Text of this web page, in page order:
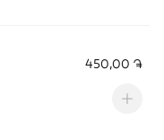
450,00 ֏